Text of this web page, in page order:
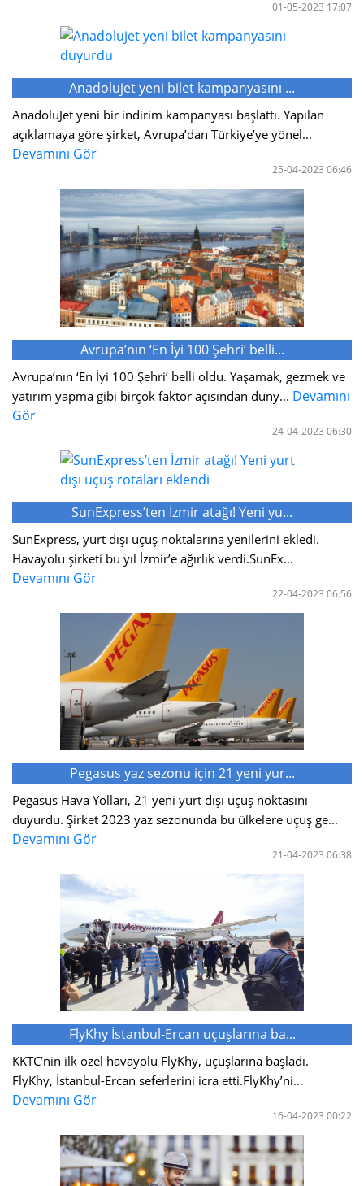
01-05-2023 17:07
Anadolujet yeni bilet kampanyasını ...
AnadoluJet yeni bir indirim kampanyası başlattı. Yapılan
açıklamaya göre şirket, Avrupa’dan Türkiye’ye yönel...
Devamını Gör
25-04-2023 06:46
Avrupa’nın ‘En İyi 100 Şehri’ belli...
Avrupa’nın ‘En İyi 100 Şehri’ belli oldu. Yaşamak, gezmek ve
yatırım yapma gibi birçok faktör açısından düny... Devamını
Gör
24-04-2023 06:30
SunExpress’ten İzmir atağı! Yeni yu...
SunExpress, yurt dışı uçuş noktalarına yenilerini ekledi.
Havayolu şirketi bu yıl İzmir’e ağırlık verdi.SunEx...
Devamını Gör
22-04-2023 06:56
Pegasus yaz sezonu için 21 yeni yur...
Pegasus Hava Yolları, 21 yeni yurt dışı uçuş noktasını
duyurdu. Şirket 2023 yaz sezonunda bu ülkelere uçuş ge...
Devamını Gör
21-04-2023 06:38
FlyKhy İstanbul-Ercan uçuşlarına ba...
KKTC’nin ilk özel havayolu FlyKhy, uçuşlarına başladı.
FlyKhy, İstanbul-Ercan seferlerini icra etti.FlyKhy’ni...
Devamını Gör
16-04-2023 00:22